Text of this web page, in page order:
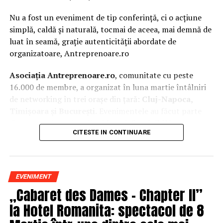
Nu a fost un eveniment de tip conferință, ci o acțiune
simplă, caldă și naturală, tocmai de aceea, mai demnă de
luat în seamă, grație autenticității abordate de
organizatoare, Antreprenoare.ro
Asociația Antreprenoare.ro, comunitate cu peste
16.000 de membre, a organizat în luna martie întâlniri
de networking în trei orașe din țară:
Cluj-Napoca,
campania națională„Aleg să fiu vizibilă„, o
inițiativă care combină sesiuni de fotografie de brand
prezentă, cu numele tău și cu afacerea ta, în spațiul
public.
La Cluj-Napoca, sesiunile foto au fost susținute de doi
fotografi profesioniști:Valentina Mihalache
(lightsun.ro) șiDeni Sîrb(DA Studio). Valentina a venit
CITESTE IN CONTINUARE
EVENIMENT
„Cabaret des Dames – Chapter II”
la Hotel Romanita: spectacol de 8